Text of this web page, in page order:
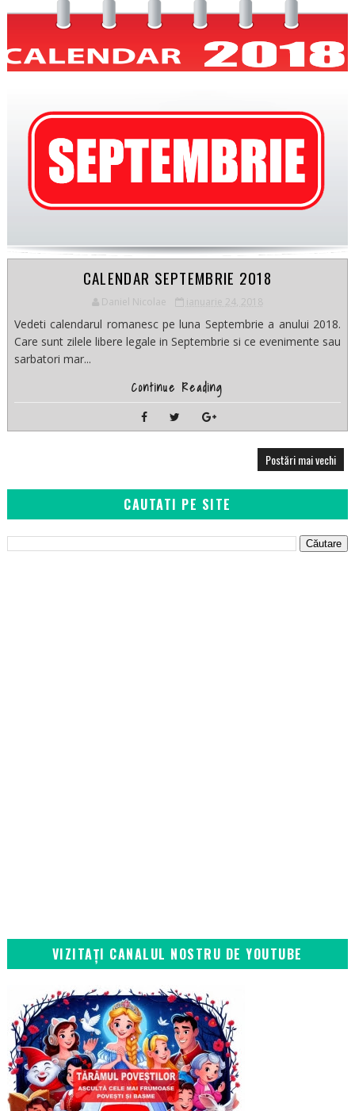
CALENDAR SEPTEMBRIE 2018
Daniel Nicolae ianuarie 24, 2018
Vedeti calendarul romanesc pe luna Septembrie a anului 2018.
Care sunt zilele libere legale in Septembrie si ce evenimente sau
sarbatori mar...
Continue Reading
Postări mai vechi
CAUTATI PE SITE
VIZITAȚI CANALUL NOSTRU DE YOUTUBE